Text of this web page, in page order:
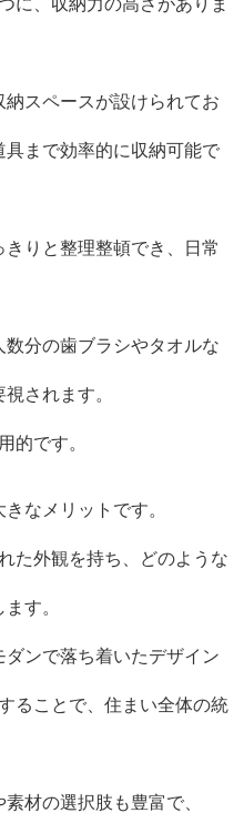
スペースが設けられてお
具まで効率的に収納可能で
りと整理整頓でき、日常
分の歯ブラシやタオルな
されます。
的です。
なメリットです。
た外観を持ち、どのような
す。
ンで落ち着いたデザイン
ることで、住まい全体の統
材の選択肢も豊富で、